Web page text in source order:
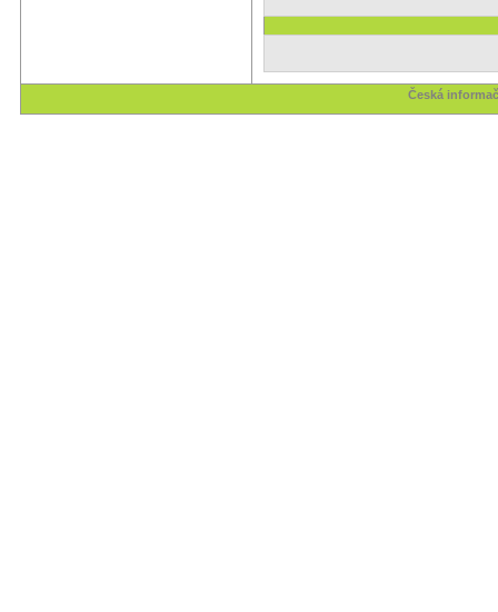
Česká